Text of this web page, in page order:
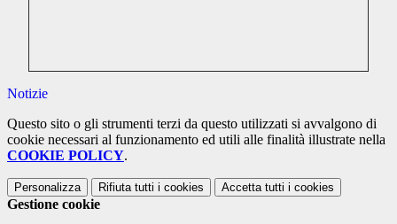
Notizie
Questo sito o gli strumenti terzi da questo utilizzati si avvalgono di
cookie necessari al funzionamento ed utili alle finalità illustrate nella
COOKIE POLICY.
Personalizza Rifiuta tutti i cookies Accetta tutti i cookies
Gestione cookie